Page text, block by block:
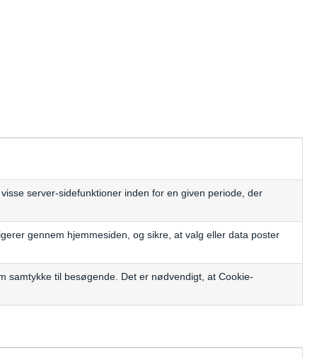
server-sidefunktioner inden for en given periode, der
gennem hjemmesiden, og sikre, at valg eller data poster
samtykke til besøgende. Det er nødvendigt, at Cookie-